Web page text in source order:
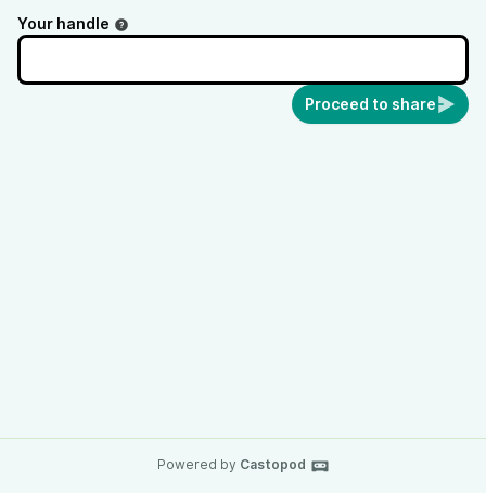
Your handle
Proceed to share
Powered by Castopod